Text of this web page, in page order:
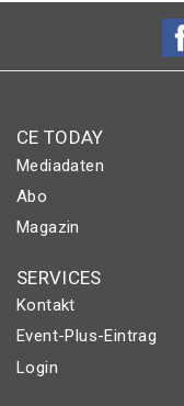
CE TODAY
Mediadaten
Abo
Magazin
SERVICES
Kontakt
Event-Plus-Eintrag
Login